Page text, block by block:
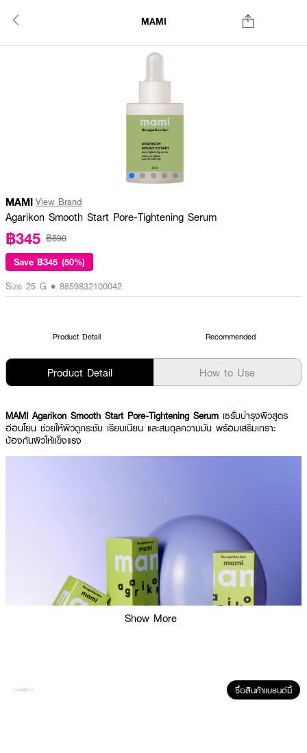
MAMI
MAMI View Brand
Agarikon Smooth Start Pore-Tightening Serum
฿345 ฿690
Save ฿345 (50%)
Size 25 G • 8859832100042
Product Detail Recommended
Product Detail How to Use
MAMI Agarikon Smooth Start Pore-Tightening Serum เซรั่มบำรุงผิวสูตร
อ่อนโยน ช่วยให้ผิวดูกระชับ เรียบเนียน และสมดุลความมัน พร้อมเสริมเกราะ
ป้องกันผิวให้แข็งแรง
Show More
ซื้อสินค้าแบรนด์นี้